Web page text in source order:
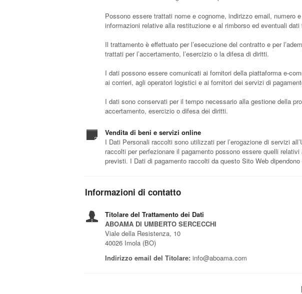
Possono essere trattati nome e cognome, indirizzo email, numero
informazioni relative alla restituzione e al rimborso ed eventuali
Il trattamento è effettuato per l’esecuzione del contratto e per
trattati per l’accertamento, l’esercizio o la difesa di diritti.
I dati possono essere comunicati ai fornitori della piattaforma e-
ai corrieri, agli operatori logistici e ai fornitori dei servizi di
I dati sono conservati per il tempo necessario alla gestione della
accertamento, esercizio o difesa dei diritti.
Vendita di beni e servizi online
I Dati Personali raccolti sono utilizzati per l’erogazione di servizi
raccolti per perfezionare il pagamento possono essere quelli
previsti. I Dati di pagamento raccolti da questo Sito Web
Informazioni di contatto
Titolare del Trattamento dei Dati
ABOAMA DI UMBERTO SERCECCHI
Viale della Resistenza, 10
40026 Imola (BO)
Indirizzo email del Titolare: info@aboama.com